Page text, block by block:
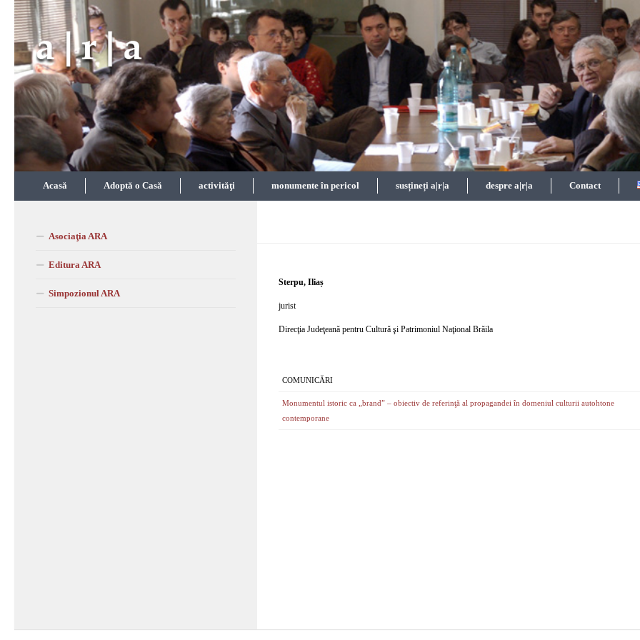
Skip to content
Acasă Adoptă o Casă activităţi monumente în pericol susțineți a|r|a despre a|r|a Contact
Sterpu, Iliaș
jurist
Direcţia Judeţeană pentru Cultură şi Patrimoniul Naţional Brăila
COMUNICĂRI
Monumentul istoric ca „brand” – obiectiv de referinţă al propagandei în domeniul culturii autohtone
contemporane
Asociaţia ARA
Editura ARA
Simpozionul ARA